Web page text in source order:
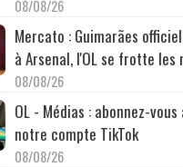
08/08/26
Mercato : Guimarães
à Arsenal, l'OL se frotte les
08/08/26
OL - Médias : abonnez-vous
notre compte TikTok
08/08/26